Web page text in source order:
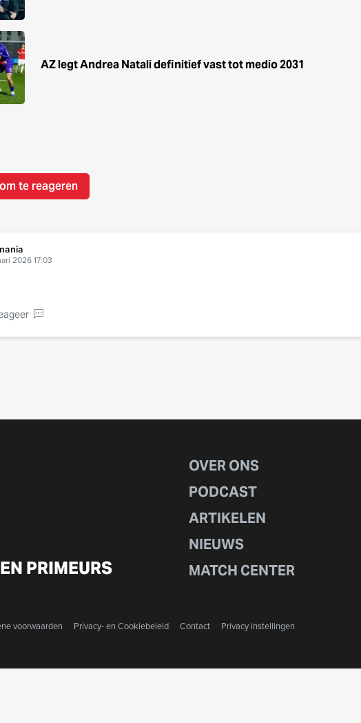
AZ legt Andrea Natali definitief vast tot medio 2031
te reageren
2026 17:03
PRIMEURS
OVER ONS
PODCAST
ARTIKELEN
NIEUWS
MATCH CENTER
voorwaarden Privacy- en Cookiebeleid Contact Privacy instellingen